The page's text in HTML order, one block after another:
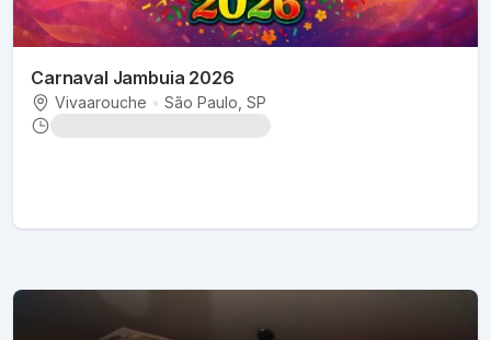
Carnaval Jambuia 2026
Vivaarouche • São Paulo , SP